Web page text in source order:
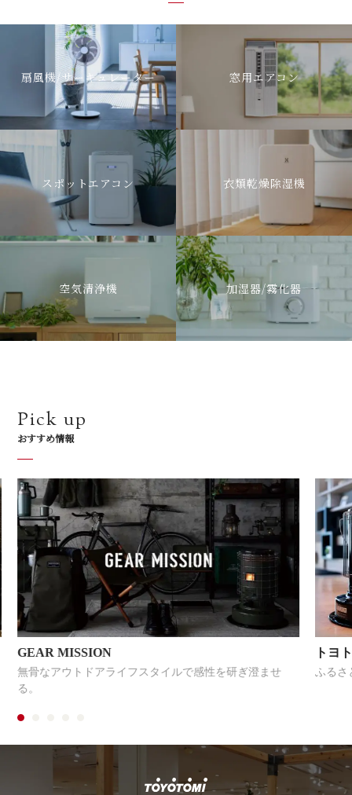
扇風機/サーキュレーター 窓用エアコン
スポットエアコン 衣類乾燥除湿機
空気清浄機 加湿器/霧化器
Pick up
おすすめ情報
GEAR MISSION
無骨なアウトドアライフスタイルで感性を研ぎ澄ませ
る。
トヨ
ふるさ